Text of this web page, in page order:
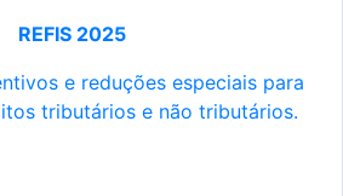
REFIS 2025
e reduções especiais para
tributários e não tributários.